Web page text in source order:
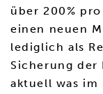
über 200%
einen neuen
lediglich als
Sicherung der
aktuell was im